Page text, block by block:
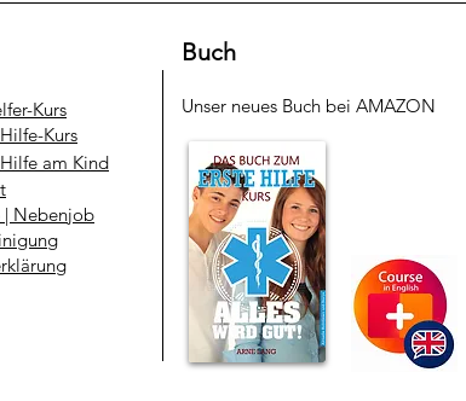
Kurs​
Kurs
am Kind
Nebenjob
Buch
Unser neues Buch bei AMAZON